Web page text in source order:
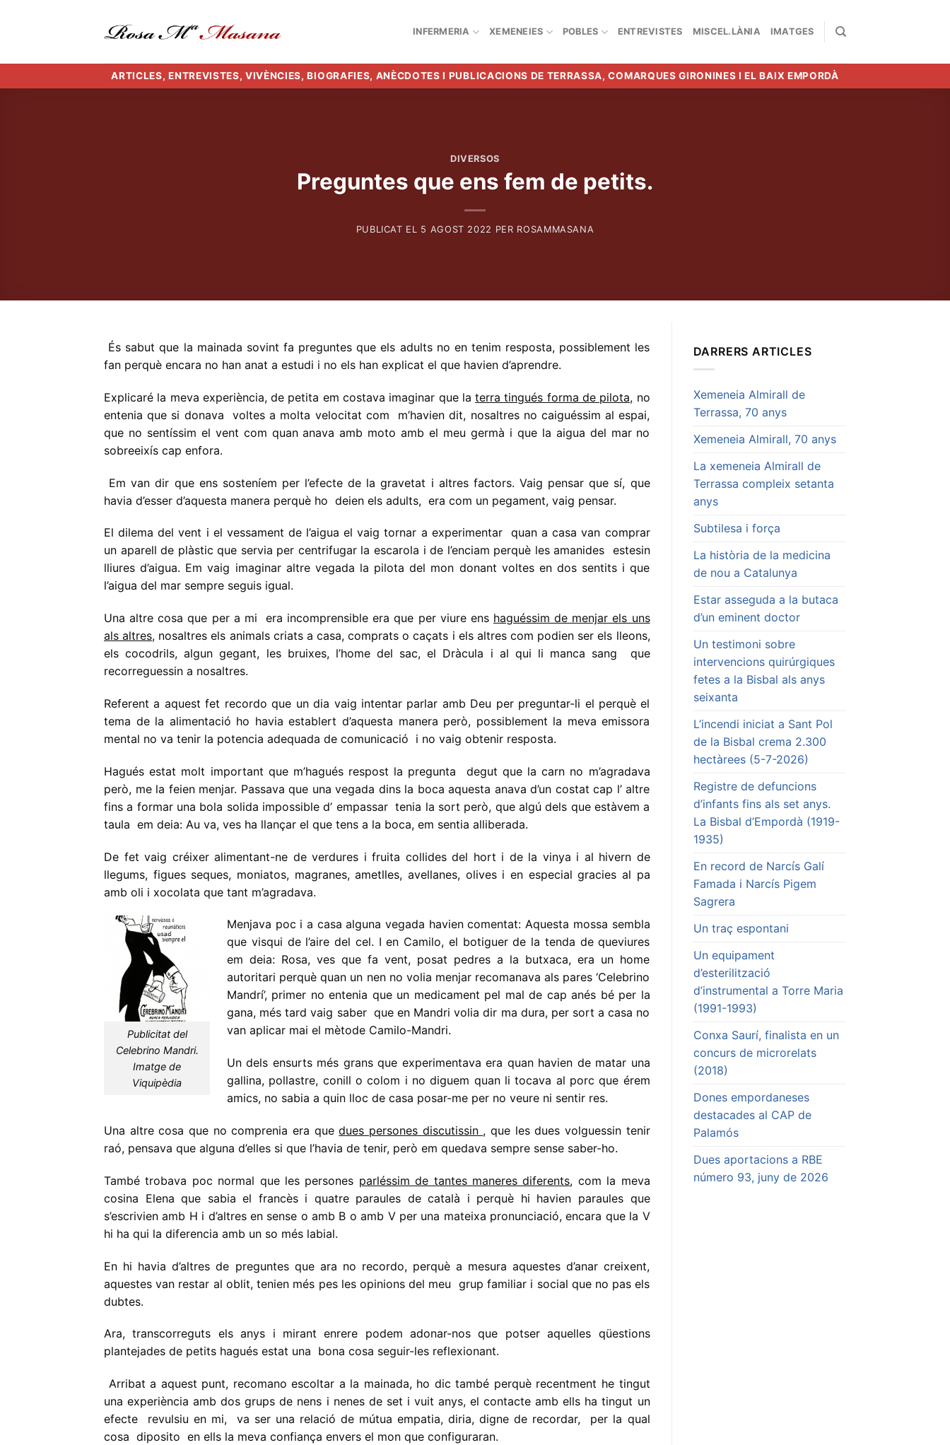
INFERMERIA XEMENEIES POBLES ENTREVISTES MISCEL.LÀNIA IMATGES
ARTICLES, ENTREVISTES, VIVÈNCIES, BIOGRAFIES, ANÈCDOTES I PUBLICACIONS DE TERRASSA, COMARQUES GIRONINES I EL BAIX EMPORDÀ
DIVERSOS
Preguntes que ens fem de petits.
PUBLICAT EL 5 AGOST 2022 PER ROSAMMASANA
És sabut que la mainada sovint fa preguntes que els adults no en tenim resposta, possiblement les
fan perquè encara no han anat a estudi i no els han explicat el que havien d’aprendre.
Explicaré la meva experiència, de petita em costava imaginar que laterra tingués forma de pilota, no
entenia que si donava voltes a molta velocitat com m’havien dit, nosaltres no caiguéssim al espai,
que no sentíssim el vent com quan anava amb moto amb el meu germà i que la aigua del mar no
sobreeixís cap enfora.
Em van dir que ens sosteníem per l’efecte de la gravetat i altres factors. Vaig pensar que sí, que
havia d’esser d’aquesta manera perquè ho deien els adults, era com un pegament, vaig pensar.
El dilema del vent i el vessament de l’aigua el vaig tornar a experimentar quan a casa van comprar
un aparell de plàstic que servia per centrifugar la escarola i de l’enciam perquè les amanides estesin
lliures d’aigua. Em vaig imaginar altre vegada la pilota del mon donant voltes en dos sentits i que
l’aigua del mar sempre seguis igual.
Una altre cosa que per a mi era incomprensible era que per viure ens haguéssim de menjar els uns
als altres, nosaltres els animals criats a casa, comprats o caçats i els altres com podien ser els lleons,
els cocodrils, algun gegant, les bruixes, l’home del sac, el Dràcula i al qui li manca sang que
recorreguessin a nosaltres.
Referent a aquest fet recordo que un dia vaig intentar parlar amb Deu per preguntar-li el perquè el
tema de la alimentació ho havia establert d’aquesta manera però, possiblement la meva emissora
mental no va tenir la potencia adequada de comunicació i no vaig obtenir resposta.
Hagués estat molt important que m’hagués respost la pregunta degut que la carn no m’agradava
però, me la feien menjar. Passava que una vegada dins la boca aquesta anava d’un costat cap l’ altre
fins a formar una bola solida impossible d’ empassar tenia la sort però, que algú dels que estàvem a
taula em deia: Au va, ves ha llançar el que tens a la boca, em sentia alliberada.
De fet vaig créixer alimentant-ne de verdures i fruita collides del hort i de la vinya i al hivern de
llegums, figues seques, moniatos, magranes, ametlles, avellanes, olives i en especial gracies al pa
amb oli i xocolata que tant m’agradava.
Publicitat del
Celebrino Mandri.
Imatge de
Viquipèdia
Menjava poc i a casa alguna vegada havien comentat: Aquesta mossa sembla
que visqui de l’aire del cel. I en Camilo, el botiguer de la tenda de queviures
em deia: Rosa, ves que fa vent, posat pedres a la butxaca, era un home
autoritari perquè quan un nen no volia menjar recomanava als pares ‘Celebrino
Mandrí’, primer no entenia que un medicament pel mal de cap anés bé per la
gana, més tard vaig saber que en Mandri volia dir ma dura, per sort a casa no
van aplicar mai el mètode Camilo-Mandri.
Un dels ensurts més grans que experimentava era quan havien de matar una
gallina, pollastre, conill o colom i no diguem quan li tocava al porc que érem
amics, no sabia a quin lloc de casa posar-me per no veure ni sentir res.
Una altre cosa que no comprenia era quedues persones discutissin , que les dues volguessin tenir
raó, pensava que alguna d’elles si que l’havia de tenir, però em quedava sempre sense saber-ho.
També trobava poc normal que les persones parléssim de tantes maneres diferents, com la meva
cosina Elena que sabia el francès i quatre paraules de català i perquè hi havien paraules que
s’escrivien amb H i d’altres en sense o amb B o amb V per una mateixa pronunciació, encara que la V
hi ha qui la diferencia amb un so més labial.
En hi havia d’altres de preguntes que ara no recordo, perquè a mesura aquestes d’anar creixent,
aquestes van restar al oblit, tenien més pes les opinions del meu grup familiar i social que no pas els
dubtes.
Ara, transcorreguts els anys i mirant enrere podem adonar-nos que potser aquelles qüestions
plantejades de petits hagués estat una bona cosa seguir-les reflexionant.
Arribat a aquest punt, recomano escoltar a la mainada, ho dic també perquè recentment he tingut
una experiència amb dos grups de nens i nenes de set i vuit anys, el contacte amb ells ha tingut un
efecte revulsiu en mi, va ser una relació de mútua empatia, diria, digne de recordar, per la qual
cosa diposito en ells la meva confiança envers el mon que configuraran.
DARRERS ARTICLES
Xemeneia Almirall de
Terrassa, 70 anys
Xemeneia Almirall, 70 anys
La xemeneia Almirall de
Terrassa compleix setanta
anys
Subtilesa i força
La història de la medicina
de nou a Catalunya
Estar asseguda a la butaca
d’un eminent doctor
Un testimoni sobre
intervencions quirúrgiques
fetes a la Bisbal als anys
seixanta
L’incendi iniciat a Sant Pol
de la Bisbal crema 2.300
hectàrees (5-7-2026)
Registre de defuncions
d’infants fins als set anys.
La Bisbal d’Empordà (1919-
1935)
En record de Narcís Galí
Famada i Narcís Pigem
Sagrera
Un traç espontani
Un equipament
d’esterilització
d’instrumental a Torre Maria
(1991-1993)
Conxa Saurí, finalista en un
concurs de microrelats
(2018)
Dones empordaneses
destacades al CAP de
Palamós
Dues aportacions a RBE
número 93, juny de 2026